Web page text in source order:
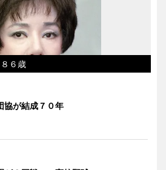
６歳
協が結成７０年